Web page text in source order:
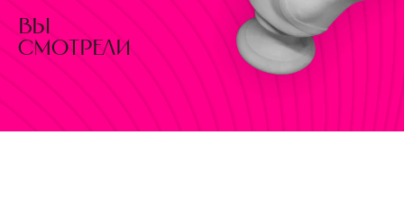
вы
смотрели